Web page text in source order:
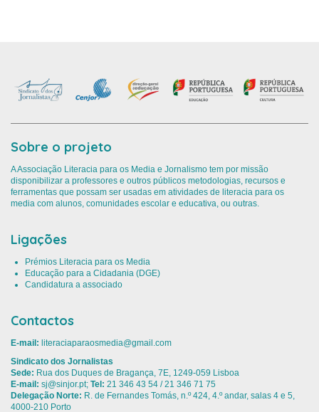
Sobre o projeto
A Associação Literacia para os Media e Jornalismo tem por missão
disponibilizar a professores e outros públicos metodologias, recursos e
ferramentas que possam ser usadas em atividades de literacia para os
media com alunos, comunidades escolar e educativa, ou outras.
Ligações
Prémios Literacia para os Media
Educação para a Cidadania (DGE)
Candidatura a associado
Contactos
E-mail: literaciaparaosmedia@gmail.com
Sindicato dos Jornalistas
Sede: Rua dos Duques de Bragança, 7E, 1249-059 Lisboa
E-mail: sj@sinjor.pt; Tel: 21 346 43 54 / 21 346 71 75
Delegação Norte: R. de Fernandes Tomás, n.º 424, 4.º andar, salas 4 e 5,
4000-210 Porto